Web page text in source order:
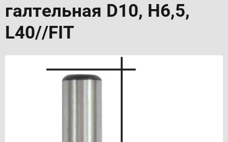
галтельная D10, H6,5,
L40//FIT